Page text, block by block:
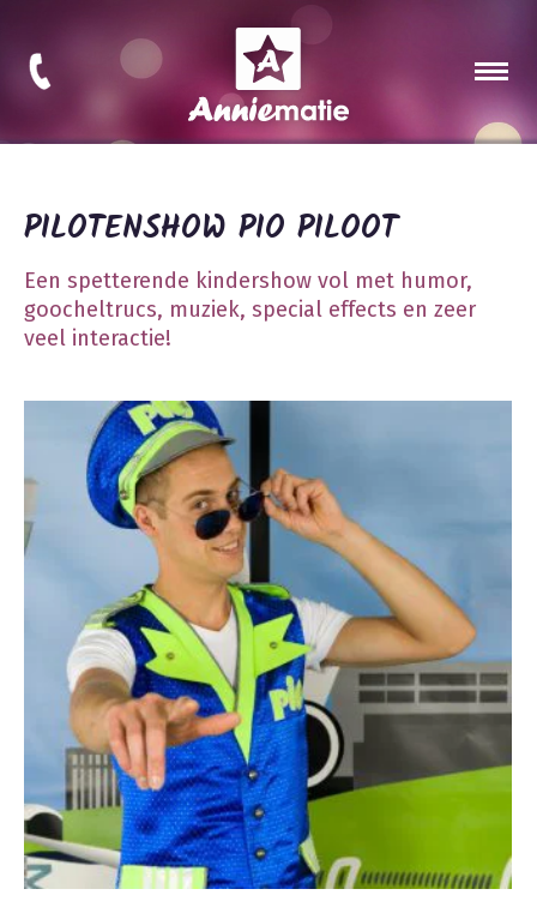
PILOTENSHOW PIO PILOOT
Een spetterende kindershow vol met humor,
goocheltrucs, muziek, special effects en zeer
veel interactie!